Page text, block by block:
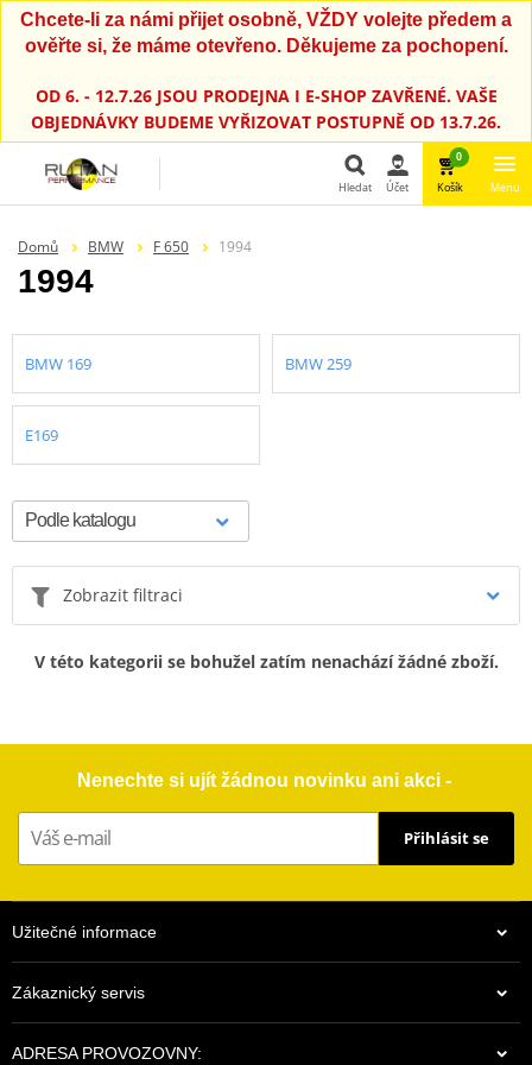
Chcete-li za námi přijet osobně, VŽDY volejte předem a
ověřte si, že máme otevřeno. Děkujeme za pochopení.
OD 6. - 12.7.26 JSOU PRODEJNA I E-SHOP ZAVŘENÉ. VAŠE
OBJEDNÁVKY BUDEME VYŘIZOVAT POSTUPNĚ OD 13.7.26.
Hledat Účet
0
Košík Menu
Domů BMW F 650 1994
1994
BMW 169 BMW 259
E169
Zobrazit filtraci
V této kategorii se bohužel zatím nenachází žádné zboží.
Nenechte si ujít žádnou novinku ani akci -
Přihlásit se
Užitečné informace
Zákaznický servis
ADRESA PROVOZOVNY: